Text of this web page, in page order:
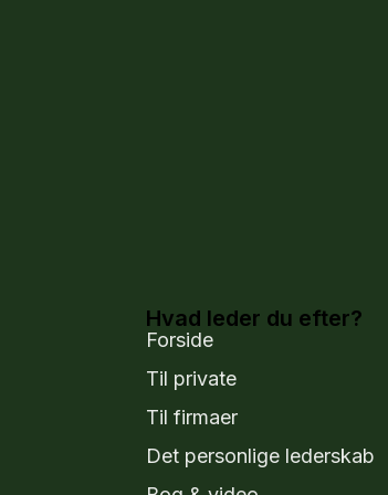
Hvad leder du efter?
Forside
Til private
Til firmaer
Det personlige lederskab